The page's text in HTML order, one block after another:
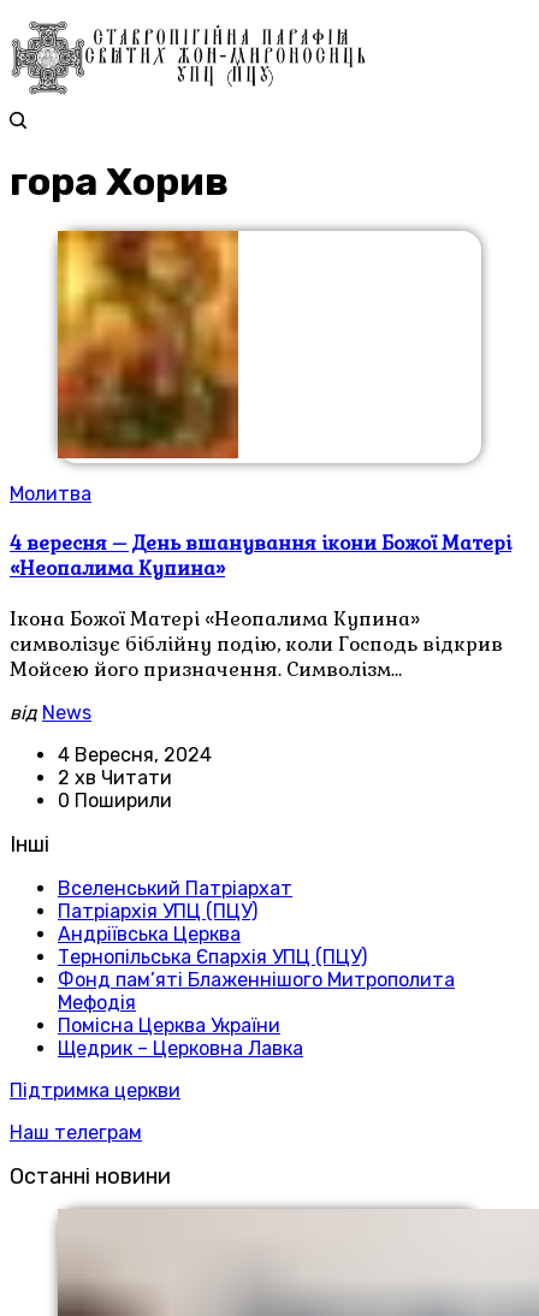
гора Хорив
Молитва
4 вересня – День вшанування ікони Божої Матері
«Неопалима Купина»
Ікона Божої Матері «Неопалима Купина»
символізує біблійну подію, коли Господь відкрив
Мойсею його призначення. Символізм…
від News
4 Вересня, 2024
2 хв Читати
0 Поширили
Інші
Вселенський Патріархат
Патріархія УПЦ (ПЦУ)
Андріївська Церква
Тернопільська Єпархія УПЦ (ПЦУ)
Фонд пам’яті Блаженнішого Митрополита
Мефодія
Помісна Церква України
Щедрик – Церковна Лавка
Підтримка церкви
Наш телеграм
Останні новини